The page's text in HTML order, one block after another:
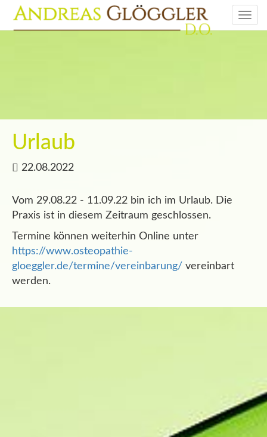
Urlaub
22.08.2022
Vom 29.08.22 - 11.09.22 bin ich im Urlaub. Die
Praxis ist in diesem Zeitraum geschlossen.
Termine können weiterhin Online unter
https://www.osteopathie-
gloeggler.de/termine/vereinbarung/ vereinbart
werden.